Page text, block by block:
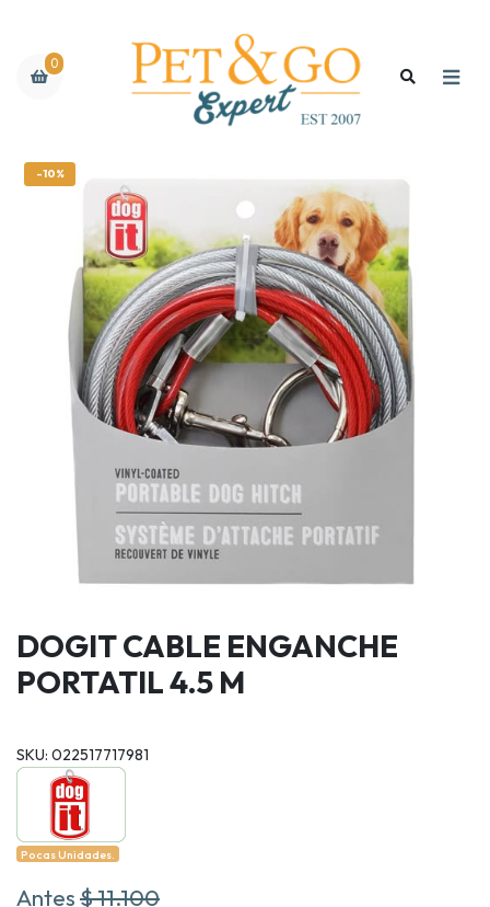
0
-10%
DOGIT CABLE ENGANCHE
PORTATIL 4.5 M
SKU: 022517717981
Pocas Unidades.
Antes$ 11.100